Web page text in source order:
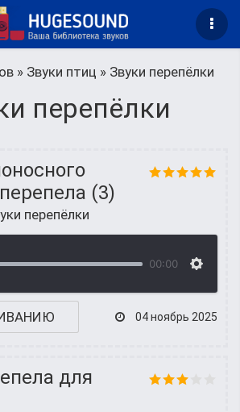
» Звуки птиц » Звуки перепёлки
перепёлки
(3)
перепёлки
00:00
04 ноябрь 2025
для